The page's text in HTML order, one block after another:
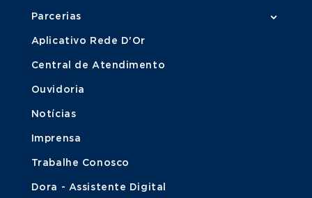
Parcerias
Aplicativo Rede D'Or
Central de Atendimento
Ouvidoria
Notícias
Imprensa
Trabalhe Conosco
Dora - Assistente Digital